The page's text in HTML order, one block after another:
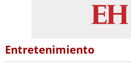
Entretenimiento